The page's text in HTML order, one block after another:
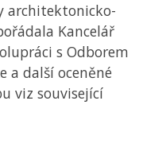
architektonicko-
Kancelář
s Odborem
a další oceněné
viz související